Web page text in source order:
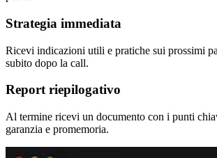
Strategia immediata
Ricevi indicazioni utili e pratiche sui prossimi
subito dopo la call.
Report riepilogativo
Al termine ricevi un documento con i punti
garanzia e promemoria.